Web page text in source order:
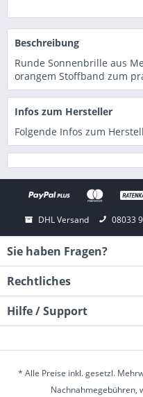
Beschreibung
Runde Sonnenbrille aus
orangem Stoffband zum
Infos zum Hersteller
Folgende Infos zum
DHL Versand 08033
Sie haben Fragen?
Rechtliches
Hilfe / Support
* Alle Preise inkl. gesetzl.
Nachnahmegebühren,